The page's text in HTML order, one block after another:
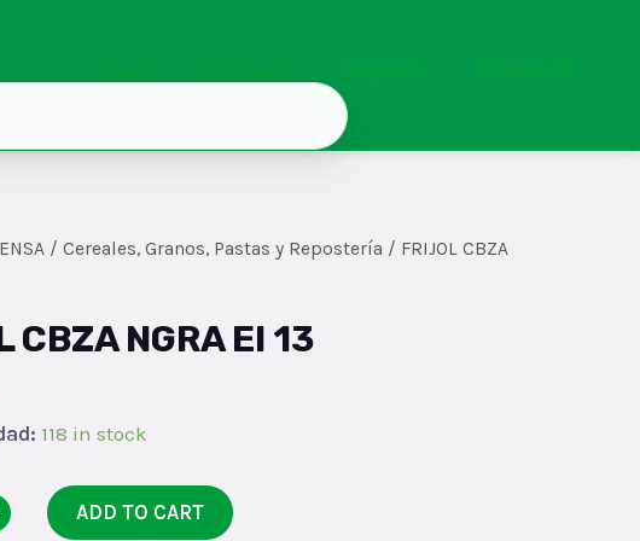
/ Cereales, Granos, Pastas y Repostería / FRIJOL CBZA
CBZA NGRA El 13
118 in stock
ADD TO CART